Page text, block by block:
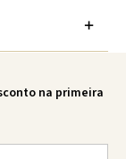
na primeira